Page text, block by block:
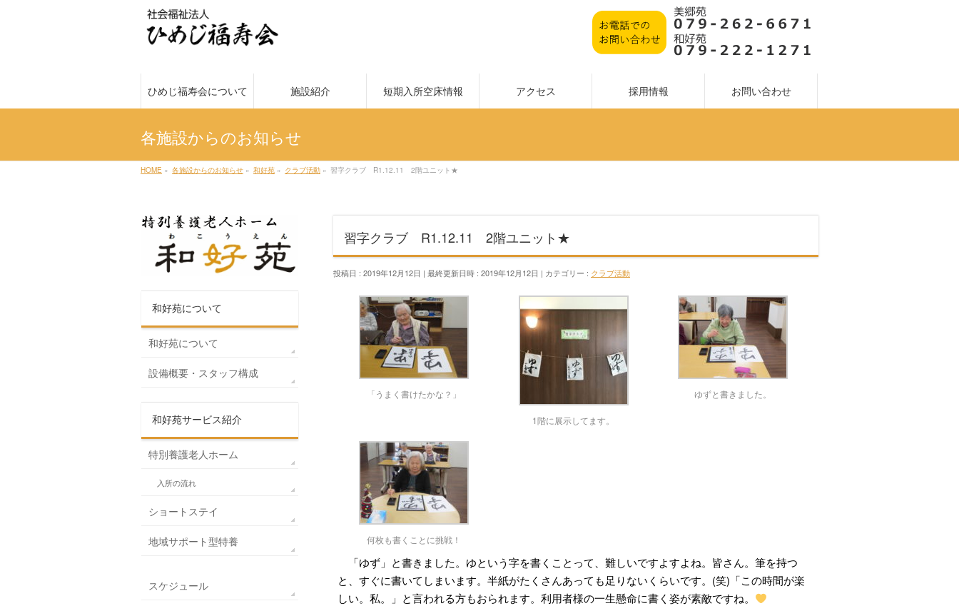
ひめじ福寿会について 施設紹介 短期入所空床情報 アクセス 採用情報 お問い合わせ
各施設からのお知らせ
HOME » 各施設からのお知らせ » 和好苑 » クラブ活動 » 習字クラブ R1.12.11 2階ユニット★
習字クラブ R1.12.11 2階ユニット★
投稿日 : 2019年12月12日 最終更新日時 : 2019年12月12日 カテゴリー : クラブ活動
「うまく書けたかな？」
1階に展示してます。
ゆずと書きました。
何枚も書くことに挑戦！
「ゆず」と書きました。ゆという字を書くことって、難しいですよすよね。皆さん。筆を持つ
と、すぐに書いてしまいます。半紙がたくさんあっても足りないくらいです。(笑)「この時間が楽
しい。私。」と言われる方もおられます。利用者様の一生懸命に書く姿が素敵ですね。
和好苑について
和好苑について
設備概要・スタッフ構成
和好苑サービス紹介
特別養護老人ホーム
入所の流れ
ショートステイ
地域サポート型特養
スケジュール